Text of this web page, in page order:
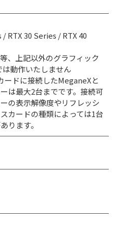
RTX 30 Series / RTX 40
、上記以外のグラフィック
は動作いたしません
ドに接続したMeganeXと
は最大2台までです。接続可
の表示解像度やリフレッシ
カードの種類によっては1台
ります。